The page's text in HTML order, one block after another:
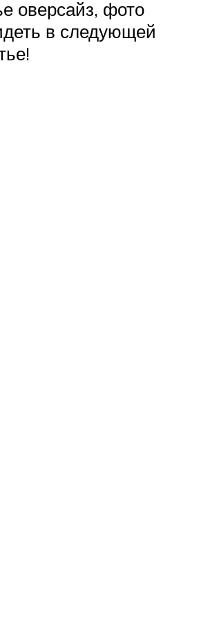
оверсайз, фото
в следующей